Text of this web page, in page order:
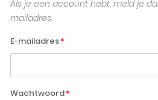
Als je een account hebt, meld je
mailadres.
E-mailadres
Wachtwoord